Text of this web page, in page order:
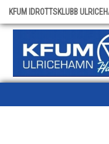
KFUM IDROTTSKLUBB